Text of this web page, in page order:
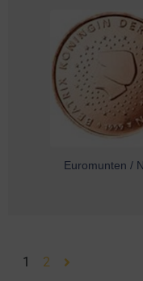
Euromunten /
1 2